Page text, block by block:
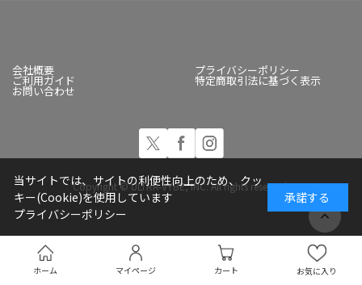
ホーム マイページ カート お気に入り
会社概要 プライバシーポリシー
ご利用ガイド 特定商取引法に基づく表示
お問い合わせ
Copyright © ULTRA-VYBE, INC. All rights reserved.
当サイトでは、サイトの利便性向上のため、クッ
キー(Cookie)を使用しています
プライバシーポリシー
承諾する